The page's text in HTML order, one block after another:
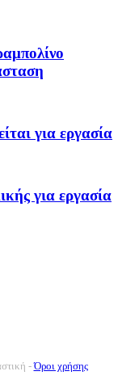
για εργασία
για εργασία
-Όροι χρήσης